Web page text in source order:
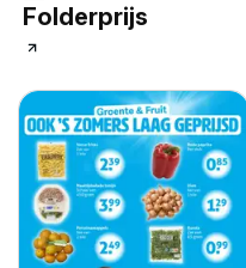
Folderprijs